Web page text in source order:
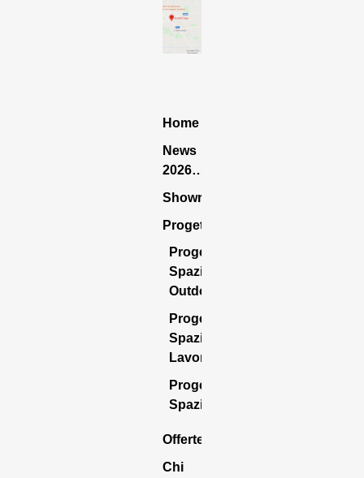
Home
News
2026…
Showroom
Progettazione
Progettazione
Spazio
Outdoor
Progettazione
Spazio
Lavoro
Progettazione
Spazio Casa
Offerte
Chi